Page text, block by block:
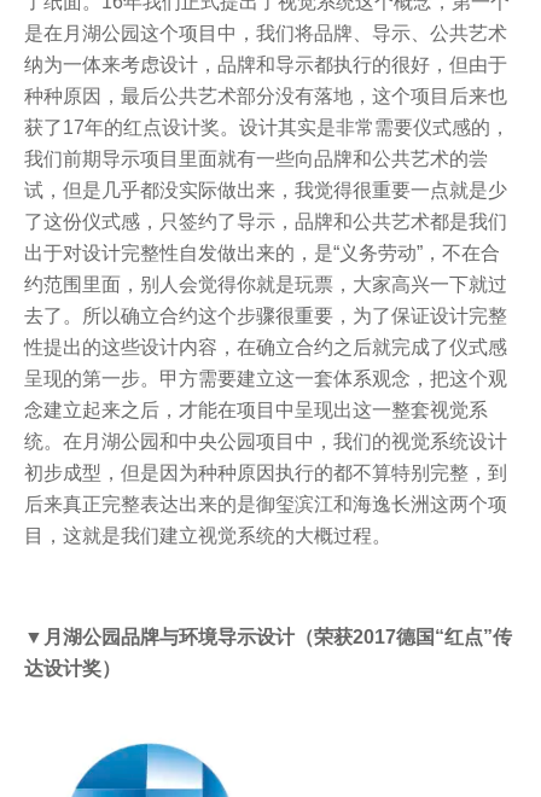
是在月湖公园这个项目中，我们将品牌、导示、公共艺术
纳为一体来考虑设计，品牌和导示都执行的很好，但由于
种种原因，最后公共艺术部分没有落地，这个项目后来也
获了17年的红点设计奖。设计其实是非常需要仪式感的，
我们前期导示项目里面就有一些向品牌和公共艺术的尝
试，但是几乎都没实际做出来，我觉得很重要一点就是少
了这份仪式感，只签约了导示，品牌和公共艺术都是我们
出于对设计完整性自发做出来的，是“义务劳动”，不在合
约范围里面，别人会觉得你就是玩票，大家高兴一下就过
去了。所以确立合约这个步骤很重要，为了保证设计完整
性提出的这些设计内容，在确立合约之后就完成了仪式感
呈现的第一步。甲方需要建立这一套体系观念，把这个观
念建立起来之后，才能在项目中呈现出这一整套视觉系
统。在月湖公园和中央公园项目中，我们的视觉系统设计
初步成型，但是因为种种原因执行的都不算特别完整，到
后来真正完整表达出来的是御玺滨江和海逸长洲这两个项
目，这就是我们建立视觉系统的大概过程。
▼月湖公园品牌与环境导示设计（荣获2017德国“红点”传
达设计奖）